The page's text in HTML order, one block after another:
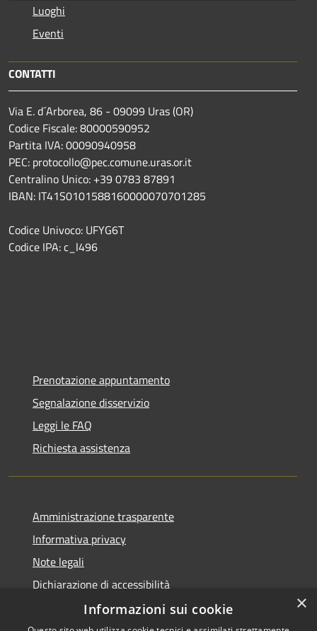
Luoghi
Eventi
CONTATTI
Via E. d´Arborea, 86 - 09099 Uras (OR)
Codice Fiscale: 80000590952
Partita IVA: 00090940958
PEC: protocollo@pec.comune.uras.or.it
Centralino Unico: +39 0783 87891
IBAN: IT41S0101588160000070701285
Codice Univoco: UFYG6T
Codice IPA: c_l496
Prenotazione appuntamento
Segnalazione disservizio
Leggi le FAQ
Richiesta assistenza
Amministrazione trasparente
Informativa privacy
Note legali
Dichiarazione di accessibilità
×
Informazioni sui cookie